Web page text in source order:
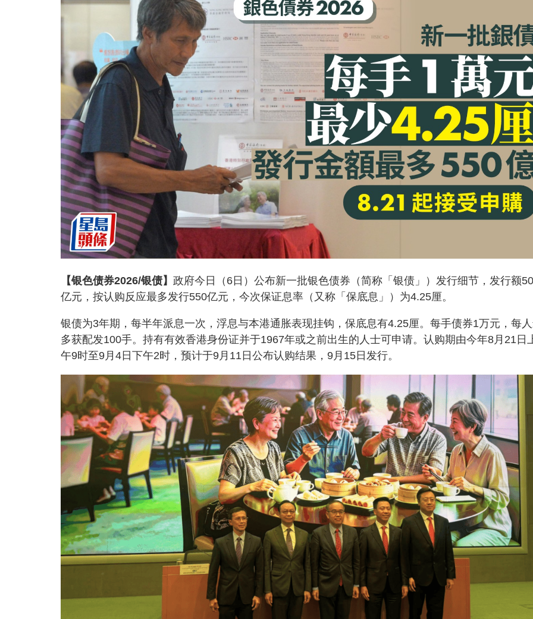
【银色债券2026/银债】 政府今日（6日）公布新一批银色债券（简称「银债」）发行细节，发行额
亿元，按认购反应最多发行550亿元，今次保证息率（又称「保底息」）为4.25厘。
银债为3年期，每半年派息一次，浮息与本港通胀表现挂钩，保底息有4.25厘。每手债券1万元，每
多获配发100手。持有有效香港身份证并于1967年或之前出生的人士可申请。认购期由今年8月21日
午9时至9月4日下午2时，预计于9月11日公布认购结果，9月15日发行。